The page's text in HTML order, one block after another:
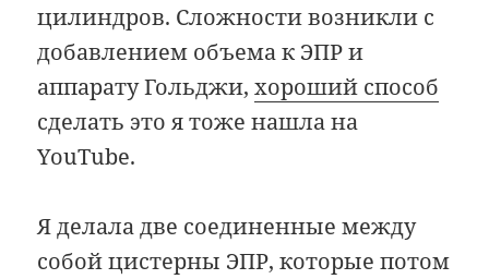
цилиндров. Сложности возникли с
добавлением объема к ЭПР и
аппарату Гольджи,хороший способ
сделать это я тоже нашла на
YouTube.
Я делала две соединенные между
собой цистерны ЭПР, которые потом